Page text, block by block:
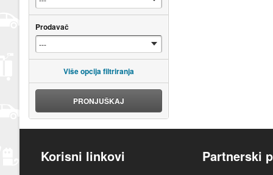
Prodavač
Više opcija filtriranja
PRONJUŠKAJ
Korisni linkovi Partnerski